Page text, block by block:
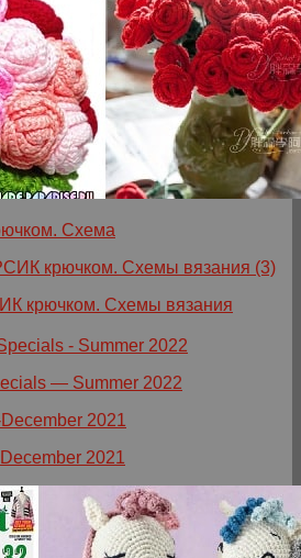
Схема
крючком. Схемы вязания
— Summer 2022
2021